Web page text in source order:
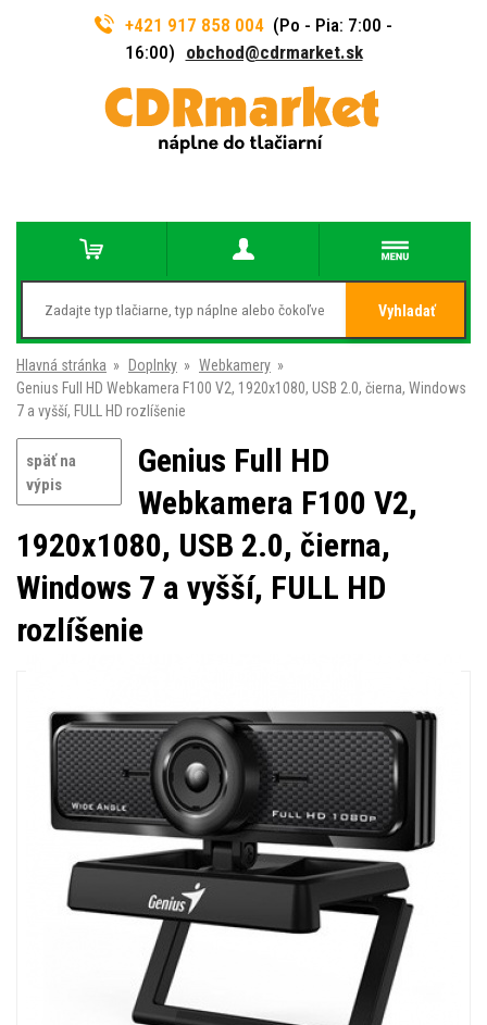
+421 917 858 004 (Po - Pia: 7:00 -
16:00) obchod@cdrmarket.sk
Vyhladať
Hlavná stránka » Doplnky » Webkamery »
Genius Full HD Webkamera F100 V2, 1920x1080, USB 2.0, čierna, Windows
7 a vyšší, FULL HD rozlíšenie
späť na
výpis
Genius Full HD
Webkamera F100 V2,
1920x1080, USB 2.0, čierna,
Windows 7 a vyšší, FULL HD
rozlíšenie